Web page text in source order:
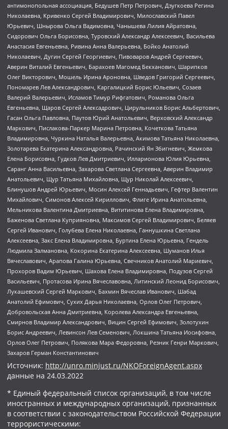
антимонопольная ассоциация, Бедушев Петр Петрович, Дзугкоева Регина
Николаевна, Кривенко Сергей Владимирович, Милославский Павел
Юрьевич, Шнырова Ольга Вадимовна, Чанышева Лилия Айратовна,
Сидорович Ольга Борисовна, Туровский Александр Алексеевич, Васильева
Анастасия Евгеньевна, Ривина Анна Валерьевна, Бойко Анатолий
Николаевич, Дугин Сергей Георгиевич, Пивоваров Андрей Сергеевич,
Аверин Виталий Евгеньевич, Барахоев Магомед Бекханович, Шарипков
Олег Викторович, Мошель Ирина Ароновна, Шведов Григорий Сергеевич,
Пономарев Лев Александрович, Каргалицкий Борис Юльевич, Созаев
Валерий Валерьевич, Исламов Тимур Рифгатович, Романова Ольга
Евгеньевна, Щаров Сергей Алексадрович, Цирульников Борис Альбертович,
Гасан Ольга Павловна, Паутов Юрий Анатольевич, Верховский Александр
Маркович, Пислакова-Паркер Марина Петровна, Кочеткова Татьяна
Владимировна, Чуркина Наталья Валерьевна, Акимова Татьяна Николаевна,
Золотарева Екатерина Александровна, Рачинский Ян Збигневич, Жемкова
Елена Борисовна, Гудков Лев Дмитриевич, Илларионова Юлия Юрьевна,
Саранг Анна Васильевна, Захарова Светлана Сергеевна, Аверин Владимир
Анатольевич, Щур Татьяна Михайловна, Щур Николай Алексеевич,
Блинушов Андрей Юрьевич, Мосин Алексей Геннадьевич, Гефтер Валентин
Михайлович, Симонов Алексей Кириллович, Флиге Ирина Анатольевна,
Мельникова Валентина Дмитриевна, Вититинова Елена Владимировна,
Баженова Светлана Куприяновна, Максимов Сергей Владимирович, Беляев
Сергей Иванович, Голубева Елена Николаевна, Ганнушкина Светлана
Алексеевна, Закс Елена Владимировна, Буртина Елена Юрьевна, Гендель
Людмила Залмановна, Кокорина Екатерина Алексеевна, Шуманов Илья
Вячеславович, Арапова Галина Юрьевна, Свечников Анатолий Мариевич,
Прохоров Вадим Юрьевич, Шахова Елена Владимировна, Подузов Сергей
Васильевич, Протасова Ирина Вячеславовна, Литинский Леонид Борисович,
Лукашевский Сергей Маркович, Бахмин Вячеслав Иванович, Шабад
Анатолий Ефимович, Сухих Дарья Николаевна, Орлов Олег Петрович,
Добровольская Анна Дмитриевна, Королева Александра Евгеньевна,
Смирнов Владимир Александрович, Вицин Сергей Ефимович, Золотухин
Борис Андреевич, Левинсон Лев Семенович, Локшина Татьяна Иосифовна,
Орлов Олег Петрович, Полякова Мара Федоровна, Резник Генри Маркович,
Захаров Герман Константинович
Источник: http://unro.minjust.ru/NKOForeignAgent.aspx
данные на 24.03.2022
* Единый федеральный список организаций, в том числе
иностранных и международных организаций, признанных
в соответствии с законодательством Российской Федерации
террористическими: